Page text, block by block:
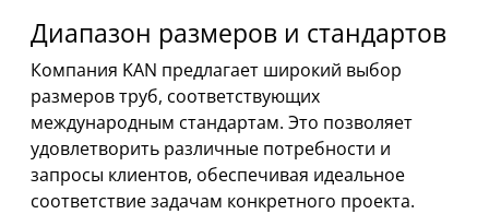
Диапазон размеров и стандартов
Компания KAN предлагает широкий выбор
размеров труб, соответствующих
международным стандартам. Это позволяет
удовлетворить различные потребности и
запросы клиентов, обеспечивая идеальное
соответствие задачам конкретного проекта.